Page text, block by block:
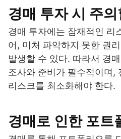
경매 투자 시 주의
경매 투자에는 잠재적인 리
어, 미처 파악하지 못한 권
발생할 수 있다. 따라서 경
조사와 준비가 필수적이며,
리스크를 최소화해야 한다.
경매로 인한 포트